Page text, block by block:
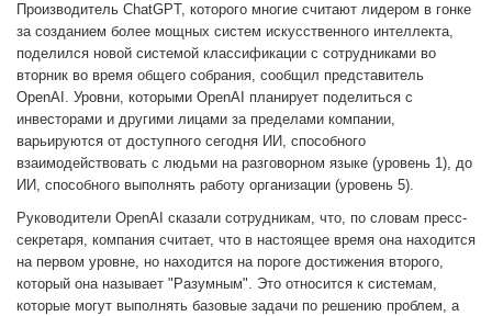
Производитель ChatGPT, которого многие считают лидером в гонке
за созданием более мощных систем искусственного интеллекта,
поделился новой системой классификации с сотрудниками во
вторник во время общего собрания, сообщил представитель
OpenAI. Уровни, которыми OpenAI планирует поделиться с
инвесторами и другими лицами за пределами компании,
варьируются от доступного сегодня ИИ, способного
взаимодействовать с людьми на разговорном языке (уровень 1), до
ИИ, способного выполнять работу организации (уровень 5).
Руководители OpenAI сказали сотрудникам, что, по словам пресс-
секретаря, компания считает, что в настоящее время она находится
на первом уровне, но находится на пороге достижения второго,
который она называет "Разумным". Это относится к системам,
которые могут выполнять базовые задачи по решению проблем, а